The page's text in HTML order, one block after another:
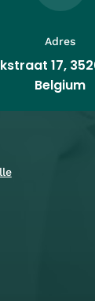
Adres
17,
Belgium